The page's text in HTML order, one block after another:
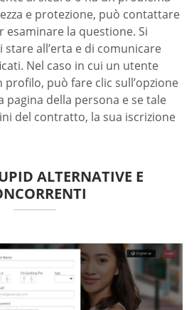
e protezione, può contattare
esaminare la questione. Si
all’erta e di comunicare
Nel caso in cui un utente
può fare clic sull’opzione
pagina della persona e se tale
del contratto, la sua iscrizione
ALTERNATIVE E